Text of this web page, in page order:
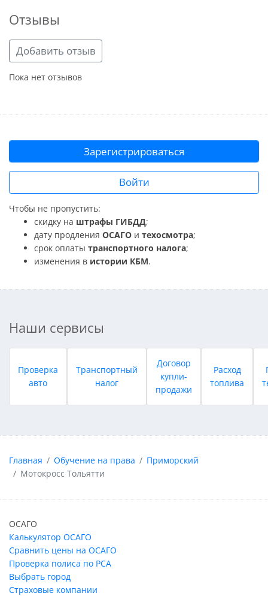
Отзывы
Добавить отзыв
Пока нет отзывов
Зарегистрироваться
Войти
Чтобы не пропустить:
скидку на штрафы ГИБДД;
дату продления ОСАГО и техосмотра;
срок оплаты транспортного налога;
изменения в истории КБМ.
Наши сервисы
Проверка
авто
Транспортный
налог
Договор
купли-
продажи
Расход
топлива
Главная Обучение на права
Приморский
Мотокросс Тольятти
ОСАГО
Калькулятор ОСАГО
Сравнить цены на ОСАГО
Проверка полиса по РСА
Выбрать город
Страховые компании